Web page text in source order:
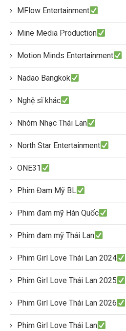
MFlow Entertainment
Mine Media Production
Motion Minds Entertainment
Nadao Bangkok
Nghệ sĩ khác
Nhóm Nhạc Thái Lan
North Star Entertainment
ONE31
Phim Đam Mỹ BL
Phim đam mỹ Hàn Quốc
Phim đam mỹ Thái Lan
Phim Girl Love Thái Lan 2024
Phim Girl Love Thái Lan 2025
Phim Girl Love Thái Lan 2026
Phim Girl Love Thái Lan